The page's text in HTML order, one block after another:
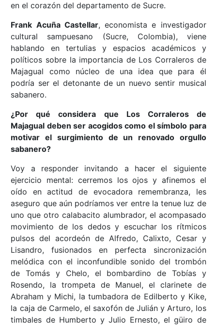
en el corazón del departamento de Sucre.
Frank Acuña Castellar, economista e investigador
cultural sampuesano (Sucre, Colombia), viene
hablando en tertulias y espacios académicos y
políticos sobre la importancia de Los Corraleros de
Majagual como núcleo de una idea que para él
podría ser el detonante de un nuevo sentir musical
sabanero.
¿Por qué considera que Los Corraleros de
Majagual deben ser acogidos como el símbolo para
motivar el surgimiento de un renovado orgullo
sabanero?
Voy a responder invitando a hacer el siguiente
ejercicio mental: cerremos los ojos y afinemos el
oído en actitud de evocadora remembranza, les
aseguro que aún podríamos ver entre la tenue luz de
uno que otro calabacito alumbrador, el acompasado
movimiento de los dedos y escuchar los rítmicos
pulsos del acordeón de Alfredo, Calixto, Cesar y
Lisandro, fusionados en perfecta sincronización
melódica con el inconfundible sonido del trombón
de Tomás y Chelo, el bombardino de Tobías y
Rosendo, la trompeta de Manuel, el clarinete de
Abraham y Michi, la tumbadora de Edilberto y Kike,
la caja de Carmelo, el saxofón de Julián y Arturo, los
timbales de Humberto y Julio Ernesto, el güiro de